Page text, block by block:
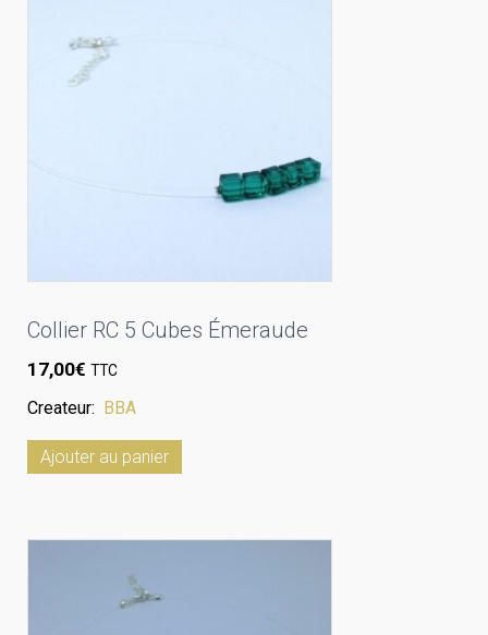
Collier RC 5 Cubes Émeraude
17,00€ TTC
Createur: BBA
Ajouter au panier